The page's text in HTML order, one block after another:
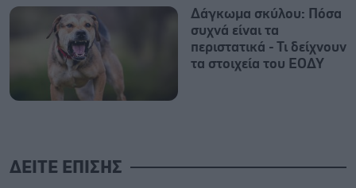
Δάγκωμα σκύλου: Πόσα
συχνά είναι τα
περιστατικά - Τι δείχνουν
τα στοιχεία του ΕΟΔΥ
ΔΕΙΤΕ ΕΠΙΣΗΣ